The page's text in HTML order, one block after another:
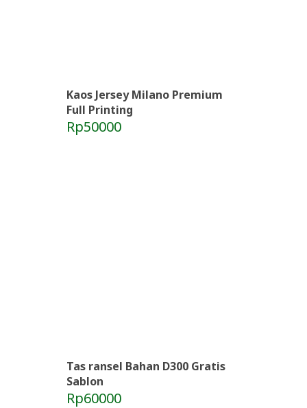
Kaos Jersey Milano Premium
Full Printing
Rp50000
Tas ransel Bahan D300 Gratis
Sablon
Rp60000